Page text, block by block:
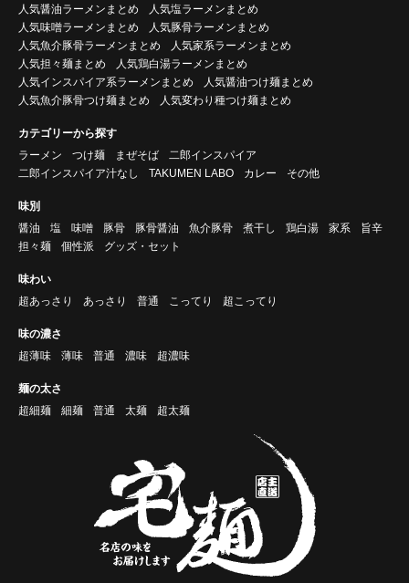
人気醤油ラーメンまとめ
人気塩ラーメンまとめ
人気味噌ラーメンまとめ
人気豚骨ラーメンまとめ
人気魚介豚骨ラーメンまとめ
人気家系ラーメンまとめ
人気担々麺まとめ
人気鶏白湯ラーメンまとめ
人気インスパイア系ラーメンまとめ
人気醤油つけ麺まとめ
人気魚介豚骨つけ麺まとめ
人気変わり種つけ麺まとめ
カテゴリーから探す
ラーメン
つけ麺 まぜそば
二郎インスパイア
二郎インスパイア汁なし
TAKUMEN LABO カレー その他
味別
醤油
塩 味噌 豚骨 豚骨醤油 魚介豚骨 煮干し 鶏白湯 家系
旨辛
担々麺
個性派 グッズ・セット
味わい
超あっさり
あっさり 普通 こってり 超こってり
味の濃さ
超薄味
薄味 普通 濃味 超濃味
麺の太さ
超細麺
細麺 普通 太麺 超太麺